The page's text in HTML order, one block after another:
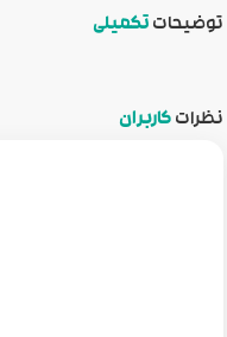
توضیحاتتکمیلی
نظراتکاربران